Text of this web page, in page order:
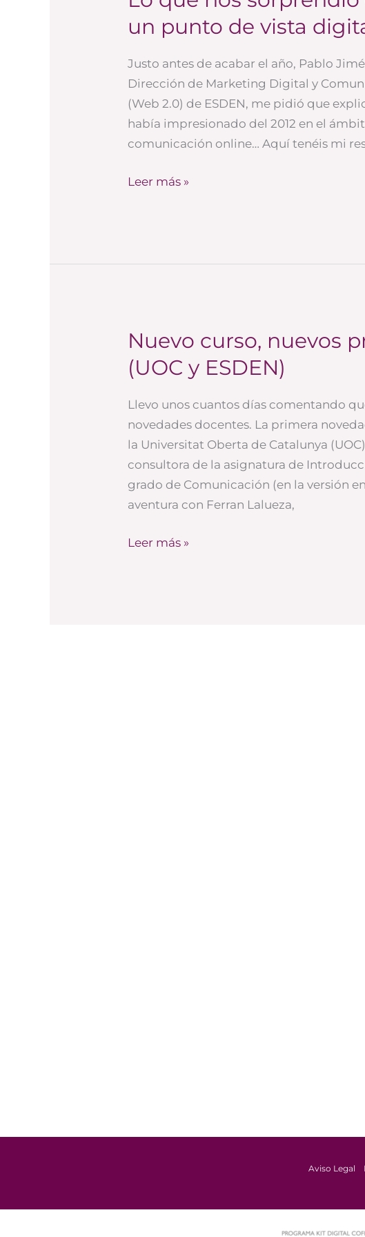
un punto de vista
Justo antes de acabar el año, Pablo
Dirección de Marketing Digital y
(Web 2.0) de ESDEN, me pidió que
había impresionado del 2012 en el
comunicación online… Aquí tenéis mi
nos
desde
de
Leer más »
Nuevo curso, nuevos
(UOC y ESDEN)
Llevo unos cuantos días comentando
novedades docentes. La primera
la Universitat Oberta de Catalunya
consultora de la asignatura de
grado de Comunicación (en la versión
aventura con Ferran Lalueza,
Nuevo
curso,
nuevos
Leer más »
Aviso Legal